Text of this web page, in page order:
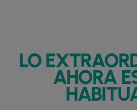
LO
AHORA